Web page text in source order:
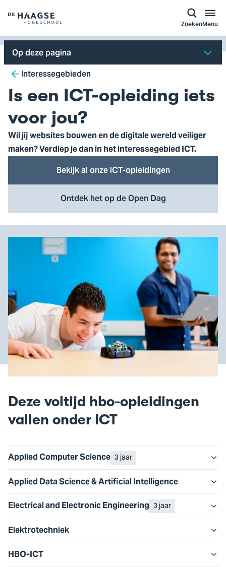
Logo
van
De
Haagse
Hogeschool,
ga
naar
de
homepagina
ZoekenMenu
Op deze pagina
Breadcrumb
Interessegebieden
Is een ICT-opleiding iets
voor jou?
Wil jij websites bouwen en de digitale wereld veiliger
maken? Verdiep je dan in het interessegebied ICT.
Bekijk al onze ICT-opleidingen
Ontdek het op de Open Dag
Deze voltijd hbo-opleidingen
vallen onder ICT
Applied Computer Science 3 jaar
Applied Data Science & Artificial Intelligence
Electrical and Electronic Engineering 3 jaar
Elektrotechniek
HBO-ICT